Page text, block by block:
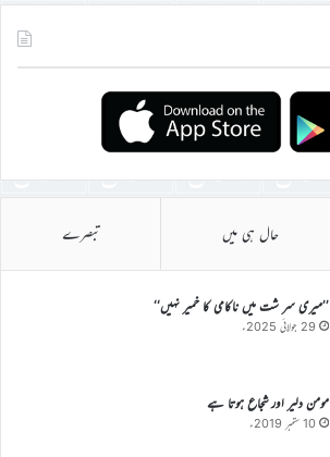
حال ہی میں تبصرے
’’میری سر شت میں ناکامی کا خمیر نہیں‘‘
29 جولائی 2025ء
مومن دلیر اور شجاع ہوتا ہے
10 ستمبر 2019ء